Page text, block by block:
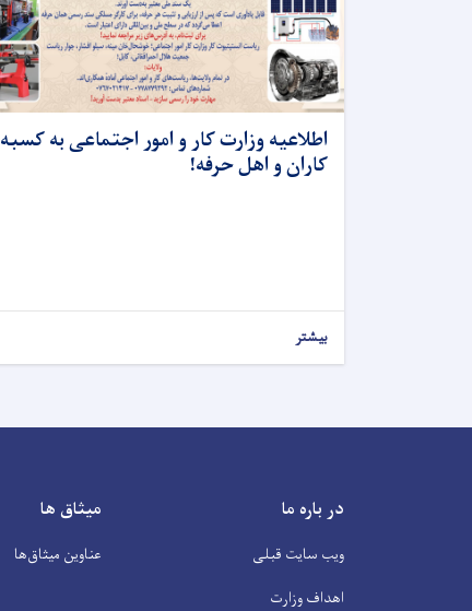
اطلاعیه وزارت کار و امور اجتماعی به کسبه
کاران و اهل حرفه!
بیشتر
در باره ما
ویب سایت قبلی
اهداف وزارت
میثاق ها
عناوین‌ میثاق‌ها